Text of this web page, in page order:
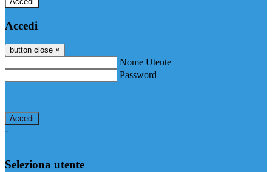
Accedi
button close ×
Nome Utente
Password
-
Seleziona utente